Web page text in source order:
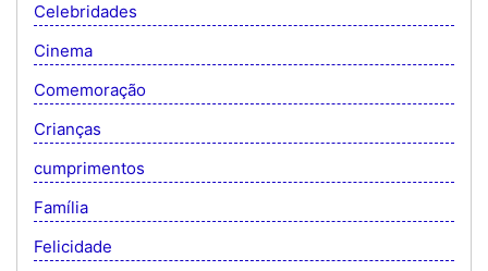
Celebridades
Cinema
Comemoração
Crianças
cumprimentos
Família
Felicidade